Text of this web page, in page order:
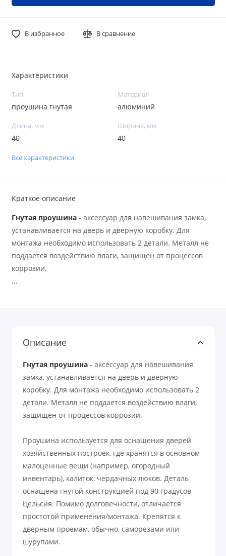
В избранное В сравнение
Характеристики
Тип
проушина гнутая
Материал
алюминий
Длина, мм
40
Ширина, мм
40
Все характеристики
Краткое описание
Гнутая проушина - аксессуар для навешивания замка,
устанавливается на дверь и дверную коробку. Для
монтажа необходимо использовать 2 детали. Металл не
поддается воздействию влаги, защищен от процессов
коррозии.
...
Описание
Гнутая проушина - аксессуар для навешивания
замка, устанавливается на дверь и дверную
коробку. Для монтажа необходимо использовать 2
детали. Металл не поддается воздействию влаги,
защищен от процессов коррозии.
Проушина используется для оснащения дверей
хозяйственных построек, где хранятся в основном
малоценные вещи (например, огородный
инвентарь), калиток, чердачных люков. Деталь
оснащена гнутой конструкцией под 90 градусов
Цельсия. Помимо долговечности, отличается
простотой применения/монтажа. Крепятся к
дверным проемам, обычно, саморезами или
шурупами.